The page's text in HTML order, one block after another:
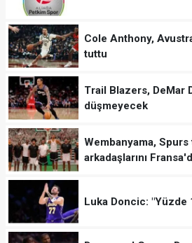
Cole Anthony,
tuttu
Trail Blazers, DeMar
düşmeyecek
Wembanyama, Spurs
arkadaşlarını
Luka Doncic: "Yüzde